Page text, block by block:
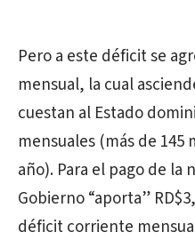
Pero a este déficit se
mensual, la cual
cuestan al Estado
mensuales (más de 145
año). Para el pago de la
Gobierno “aporta”
déficit corriente